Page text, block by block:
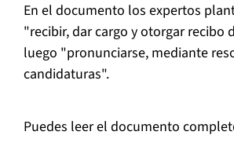
En el documento los expertos
"recibir, dar cargo y otorgar recibo
luego "pronunciarse, mediante
candidaturas".
Puedes leer el documento